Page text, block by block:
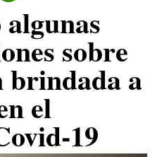
sobre
brindada a
el
19